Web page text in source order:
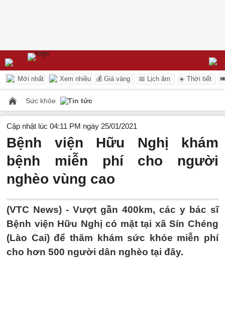
Mới nhất Xem nhiều 💰 Giá vàng 📅 Lịch âm ☀️ Thời tiết
Sức khỏe Tin tức
Cập nhật lúc 04:11 PM ngày 25/01/2021
Bệnh viện Hữu Nghị khám
bệnh miễn phí cho người
nghèo vùng cao
(VTC News) - Vượt gần 400km, các y bác sĩ
Bệnh viện Hữu Nghị có mặt tại xã Sín Chéng
(Lào Cai) để thăm khám sức khỏe miễn phí
cho hơn 500 người dân nghèo tại đây.